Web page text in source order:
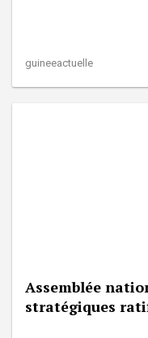
guineeactuelle
Assemblée
stratégiques